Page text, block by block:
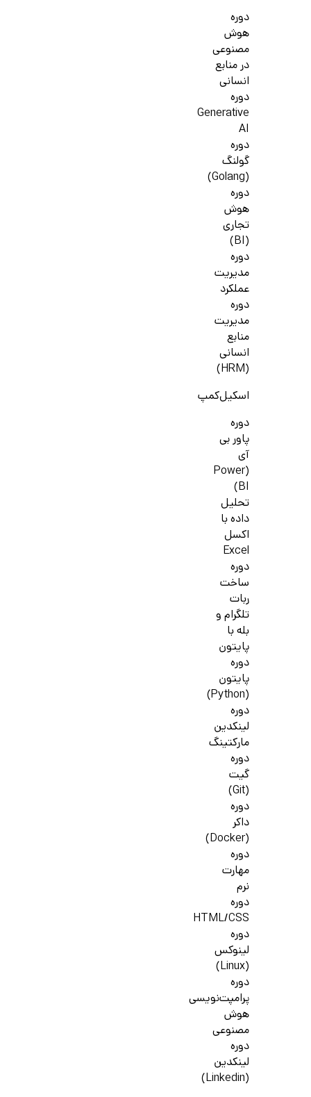
دوره
هوش
مصنوعی
در منابع
انسانی
دوره
Generative
AI
دوره
گولنگ
(Golang)
دوره
هوش
تجاری
(BI)
دوره
مدیریت
عملکرد
دوره
مدیریت
منابع
انسانی
(HRM)
اسکیل‌کمپ
دوره
پاور بی
آی
(Power
BI)
تحلیل
داده با
اکسل
Excel
دوره
ساخت
ربات
تلگرام و
بله با
پایتون
دوره
پایتون
(Python)
دوره
لینکدین
مارکتینگ
دوره
گیت
(Git)
دوره
داکر
(Docker)
دوره
مهارت
نرم
دوره
HTML/CSS
دوره
لینوکس
(Linux)
دوره
پرامپت‌نویسی
هوش
مصنوعی
دوره
لینکدین
(Linkedin)